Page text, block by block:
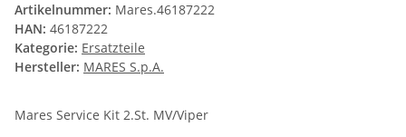
Artikelnummer: Mares.46187222
HAN: 46187222
Kategorie: Ersatzteile
Hersteller: MARES S.p.A.
Mares Service Kit 2.St. MV/Viper